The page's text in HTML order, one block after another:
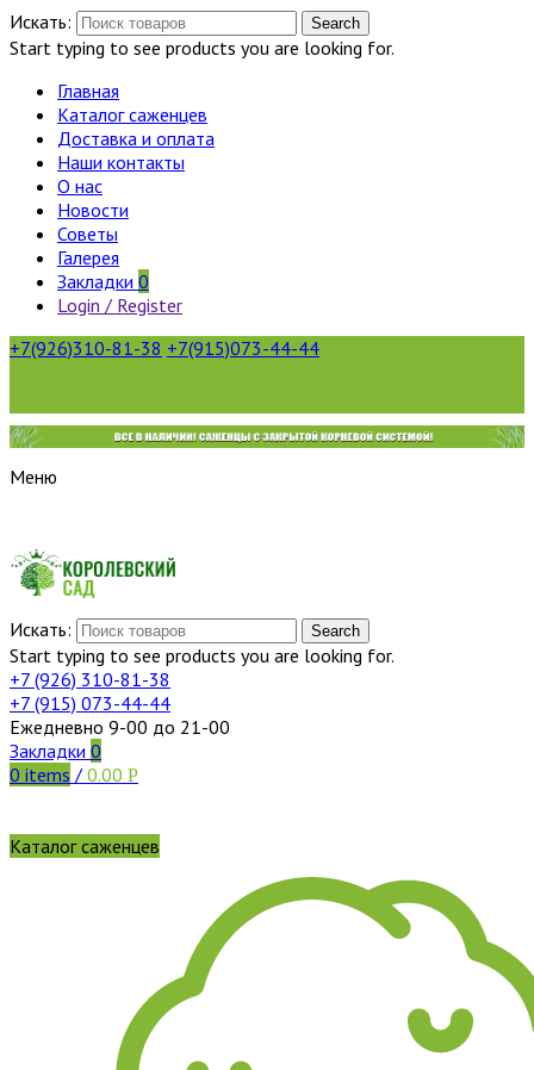
Искать: Search
Start typing to see products you are looking for.
Главная
Каталог саженцев
Доставка и оплата
Наши контакты
О нас
Новости
Советы
Галерея
Закладки 0
Login / Register
+7(926)310-81-38 +7(915)073-44-44
Меню
Искать: Search
Start typing to see products you are looking for.
+7 (926) 310-81-38
+7 (915) 073-44-44
Ежедневно 9-00 до 21-00
Закладки 0
0 items / 0.00 Р
Каталог саженцев